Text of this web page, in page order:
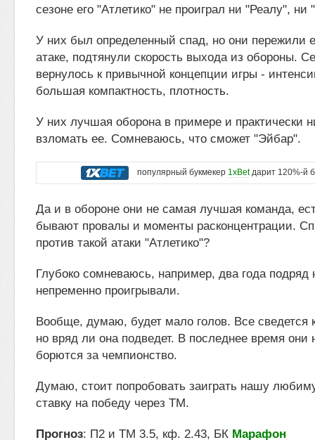
сезоне его "Атлетико" не проиграл ни "Реалу", ни
У них был определенный спад, но они пережили
атаке, подтянули скорость выхода из обороны.
вернулось к привычной концепции игры -
большая компактность, плотность.
У них лучшая оборона в примере и практически
взломать ее. Сомневаюсь, что сможет "Эйбар".
популярный букмекер 1xBetдарит 120%-й
Да и в обороне они не самая лучшая команда,
бывают провалы и моменты расконцентрации.
против такой атаки "Атлетико"?
Глубоко сомневаюсь, например, два года подряд
непременно проигрывали.
Вообще, думаю, будет мало голов. Все сведется
но вряд ли она подведет. В последнее время
борются за чемпионство.
Думаю, стоит попробовать заиграть нашу
ставку на победу через ТМ.
Прогноз: П2 и ТМ 3.5, кф. 2.43, БК Марафон